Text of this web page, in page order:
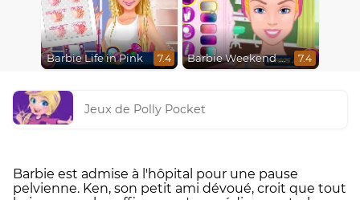
Barbie Life in Pink 7.4 Barbie Weekend Outfit 7.4
Jeux de Polly Pocket
Barbie est admise à l'hôpital pour une pause
pelvienne. Ken, son petit ami dévoué, croit que tout